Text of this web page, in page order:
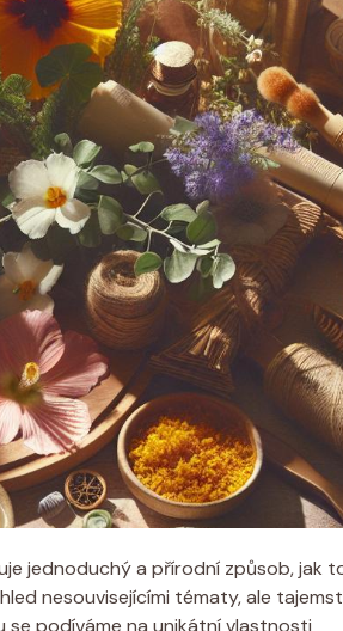
jednoduchý a přírodní způsob, jak
nesouvisejícími tématy, ale
se podíváme na unikátní vlastnosti